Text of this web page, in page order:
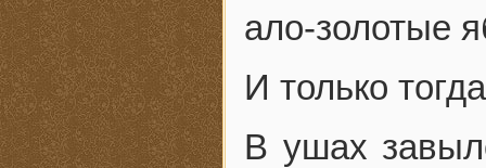
ало-золотые
И только
В ушах